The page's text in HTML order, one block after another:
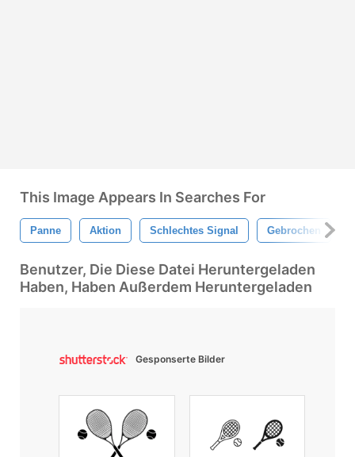
This Image Appears In Searches For
Panne Aktion Schlechtes Signal Gebrochen
Benutzer, Die Diese Datei Heruntergeladen
Haben, Haben Außerdem Heruntergeladen
Gesponserte Bilder